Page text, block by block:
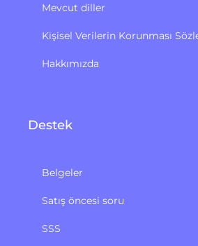
Mevcut diller
Kişisel Verilerin Korunması
Hakkımızda
Destek
Belgeler
Satış öncesi soru
SSS